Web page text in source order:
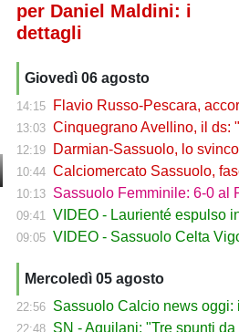
per Daniel Maldini: i
dettagli
Giovedì 06 agosto
14:15 Flavio Russo-Pescara, accordo con il
13:03 Cinquegrano Avellino, il ds: "Vi
12:19 Darmian-Sassuolo, lo svincolato
10:44 Calciomercato Sassuolo, fascia
10:13 Sassuolo Femminile: 6-0 al
09:41 VIDEO - Laurienté espulso in
09:05 VIDEO - Sassuolo Celta Vigo 1-
Mercoledì 05 agosto
22:56 Sassuolo Calcio news oggi: il
22:48 SN - Aquilani: "Tre spunti da Sassuolo-